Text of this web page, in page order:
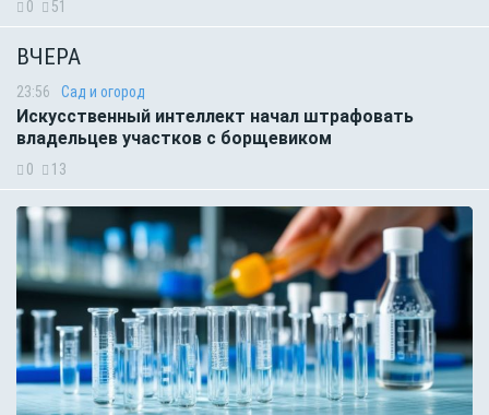
0 51
ВЧЕРА
23:56 Сад и огород
Искусственный интеллект начал штрафовать
владельцев участков с борщевиком
0 13